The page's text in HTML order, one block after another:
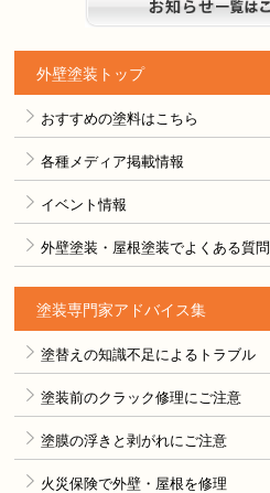
外壁塗装トップ
おすすめの塗料はこちら
各種メディア掲載情報
イベント情報
外壁塗装・屋根塗装でよくある質問
塗装専門家アドバイス集
塗替えの知識不足によるトラブル
塗装前のクラック修理にご注意
塗膜の浮きと剥がれにご注意
火災保険で外壁・屋根を修理